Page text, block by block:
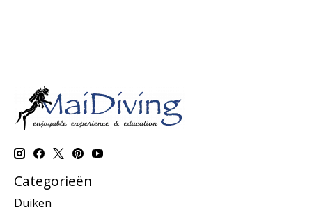
Categorieën
Duiken